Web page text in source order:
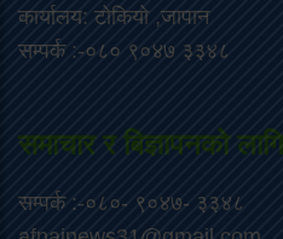
कार्यालय: टोकियो ,जापान
सम्पर्क :-०८० ९०४७ ३३४८
समाचार र बिज्ञापनको लागि
सम्पर्क :-०८०- ९०४७- ३३४८